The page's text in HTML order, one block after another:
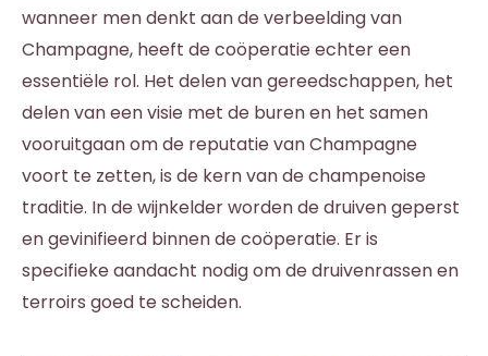
wanneer men denkt aan de verbeelding van
Champagne, heeft de coöperatie echter een
essentiële rol. Het delen van gereedschappen, het
delen van een visie met de buren en het samen
vooruitgaan om de reputatie van Champagne
voort te zetten, is de kern van de champenoise
traditie. In de wijnkelder worden de druiven geperst
en gevinifieerd binnen de coöperatie. Er is
specifieke aandacht nodig om de druivenrassen en
terroirs goed te scheiden.